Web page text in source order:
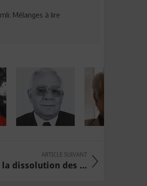
Mélanges à lire
ARTICLE SUIVANT
dissolution des ...